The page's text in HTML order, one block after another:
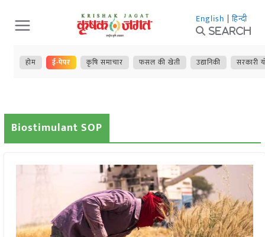
Skip
to
content
English | हिन्दी
Search
होम ई-पेपर कृषि समाचार फसल की खेती उद्यानिकी सरकारी
Biostimulant SOP